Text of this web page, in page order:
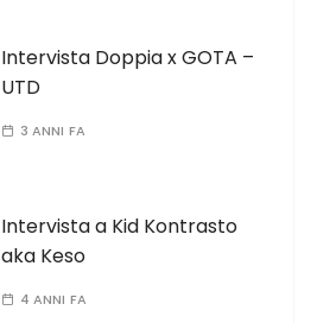
Intervista Doppia x GOTA –
UTD
3 ANNI FA
Intervista a Kid Kontrasto
aka Keso
4 ANNI FA